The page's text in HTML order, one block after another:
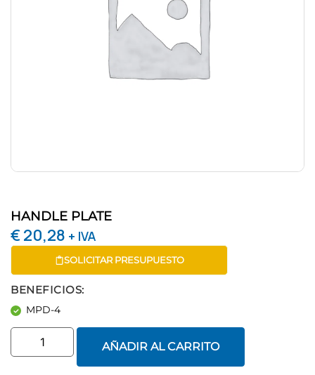
HANDLE PLATE
€20,28 + IVA
SOLICITAR PRESUPUESTO
BENEFICIOS:
MPD-4
AÑADIR AL CARRITO